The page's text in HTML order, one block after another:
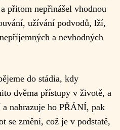
přitom nepřinášel vhodnou
užívání podvodů, lží,
a nevhodných
do stádia, kdy
dvěma přístupy v životě, a
nahrazuje ho PŘÁNÍ, pak
se změní, což je v podstatě,